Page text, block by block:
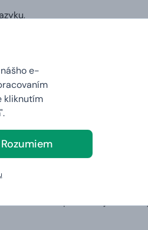
e-
kliknutím
Rozumiem
si pravú chuť Karibiku! 7-
plnenú čokoládu si
a zároveň bohatá chuť
Terina je najlepšia za
Snúbenie zrelých višní a rumu
žiadne konzervanty ani
soľou z Mŕtveho mora a
mäsa patrí k